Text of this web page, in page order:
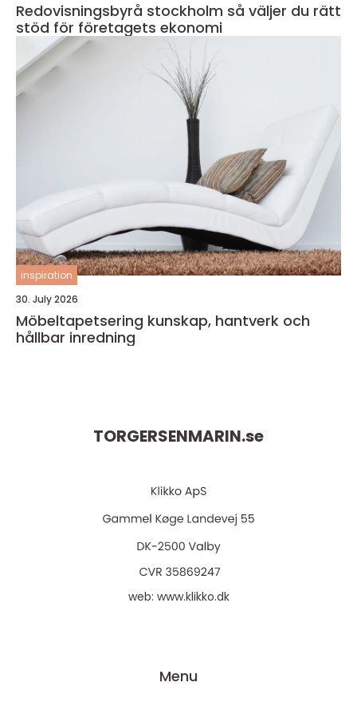
Redovisningsbyrå stockholm så väljer du rätt
stöd för företagets ekonomi
inspiration
30. July 2026
Möbeltapetsering kunskap, hantverk och
hållbar inredning
TORGERSENMARIN.se
web: www.klikko.dk
Menu